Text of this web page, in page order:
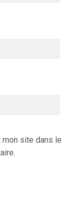
mon site dans le